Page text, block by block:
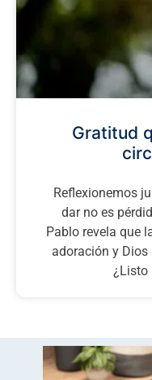
Gratitud
Reflexionemos
dar no es
Pablo revela que
adoración y
¿Listo